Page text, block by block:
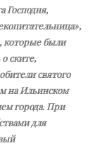
Господня,
которые были
ските,
святого
на Ильинском
города. При
для